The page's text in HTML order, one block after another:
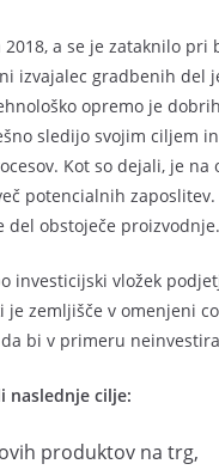
a se je zataknilo pri
izvajalec gradbenih del
opremo je
sledijo svojim ciljem
Kot so dejali, je
potencialnih
del obstoječe proizvodnje.
investicijski vložek
je zemljišče v omenjeni
bi v primeru
naslednje cilje:
produktov na trg,